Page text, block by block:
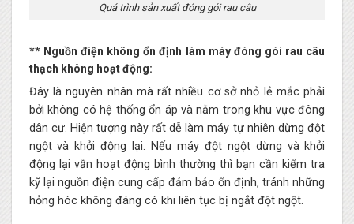
Quá trình sản xuất đóng gói rau câu
** Nguồn điện không ổn định làm máy đóng gói rau câu
thạch không hoạt động:
Đây là nguyên nhân mà rất nhiều cơ sở nhỏ lẻ mắc phải
bởi không có hệ thống ổn áp và nằm trong khu vực đông
dân cư. Hiện tượng này rất dễ làm máy tự nhiên dừng đột
ngột và khởi động lại. Nếu máy đột ngột dừng và khởi
động lại vẫn hoạt động bình thường thì bạn cần kiểm tra
kỹ lại nguồn điện cung cấp đảm bảo ổn định, tránh những
hỏng hóc không đáng có khi liên tục bị ngắt đột ngột.